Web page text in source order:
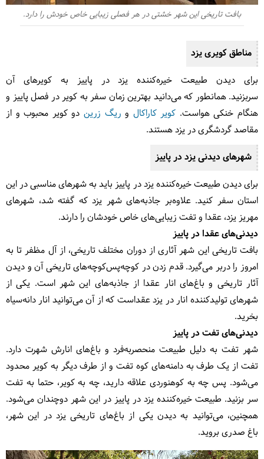
بافت تاریخی این شهر خشتی در هر فصلی زیبایی خاص خودش را دارد.
مناطق کویری یزد
برای دیدن طبیعت خیره‌کننده یزد در پاییز به کویرهای آن
سربزنید. همانطور که می‌دانید بهترین زمان سفر به کویر در فصل پاییز و
هنگام خنکی هواست. کویر کاراکال و ریگ زرین دو کویر محبوب و از
مقاصد گردشگری در یزد هستند.
شهرهای دیدنی یزد در پاییز
برای دیدن طبیعت خیره‌کننده یزد در پاییز باید به شهرهای مناسبی در این
استان سفر کنید. علاوه‌بر جاذبه‌های شهر یزد که گفته شد، شهرهای
مهریز یزد، عقدا و تفت زیبایی‌های خاص خودشان را دارند.
دیدنی‌های عقدا در پاییز
بافت تاریخی این شهر آثاری از دوران مختلف تاریخی، از آل مظفر تا به
امروز را دربر می‌گیرد. قدم زدن در کوچه‌پس‌کوچه‌های تاریخی آن و دیدن
آثار تاریخی و باغ‌های انار عقدا از جاذبه‌های این شهر است. یکی از
شهرهای تولیدکننده انار در یزد عقداست که از آن می‌توانید انار دانه‌سیاه
بخرید.
دیدنی‌های تفت در پاییز
شهر تفت به دلیل طبیعت منحصربه‌فرد و باغ‌های انارش شهرت دارد.
تفت از یک طرف به دامنه‌های کوه تفت و از طرف دیگر به کویر محدود
می‌شود. پس چه به کوهنوردی علاقه دارید، چه به کویر، حتما به تفت
سر بزنید. طبیعت خیره‌کننده یزد در پاییز در این شهر دوچندان می‌شود.
همچنین، می‌توانید به دیدن یکی از باغ‌های تاریخی یزد در این شهر،
باغ صدری بروید.